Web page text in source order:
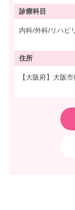
診療科目
内科/外科/リハビ
住所
【大阪府】大阪